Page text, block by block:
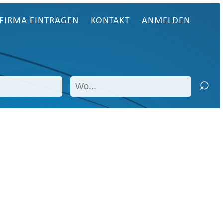
FIRMA EINTRAGEN KONTAKT ANMELDEN